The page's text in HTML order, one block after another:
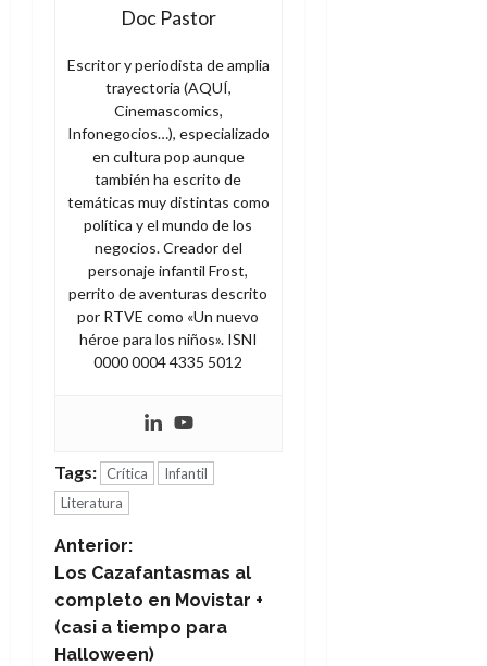
Doc Pastor
Escritor y periodista de amplia
trayectoria (AQUÍ,
Cinemascomics,
Infonegocios…), especializado
en cultura pop aunque
también ha escrito de
temáticas muy distintas como
política y el mundo de los
negocios. Creador del
personaje infantil Frost,
perrito de aventuras descrito
por RTVE como «Un nuevo
héroe para los niños». ISNI
0000 0004 4335 5012
Tags: Crítica
Infantil
Literatura
N
a
v
Anterior:
Los Cazafantasmas al
completo en Movistar +
(casi a tiempo para
Halloween)